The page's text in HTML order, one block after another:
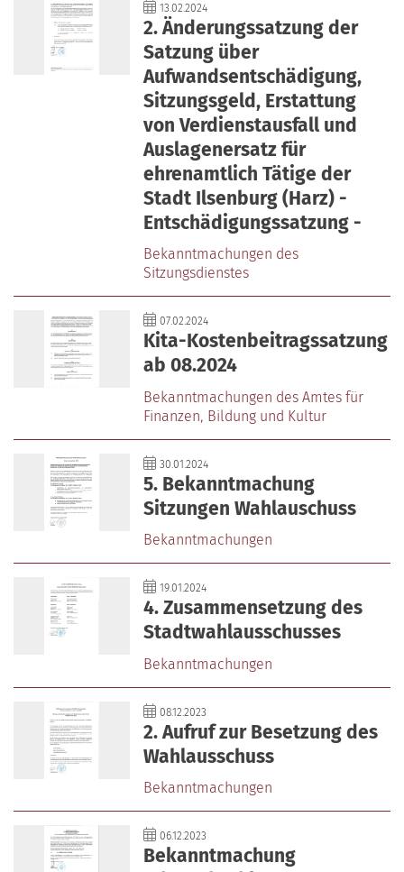
13.02.2024
2. Änderungssatzung der
Satzung über
Aufwandsentschädigung,
Sitzungsgeld, Erstattung
von Verdienstausfall und
Auslagenersatz für
ehrenamtlich Tätige der
Stadt Ilsenburg (Harz) -
Entschädigungssatzung -
Bekanntmachungen des
Sitzungsdienstes
07.02.2024
Kita-Kostenbeitragssatzung
ab 08.2024
Bekanntmachungen des Amtes für
Finanzen‚ Bildung und Kultur
30.01.2024
5. Bekanntmachung
Sitzungen Wahlauschuss
Bekanntmachungen
19.01.2024
4. Zusammensetzung des
Stadtwahlausschusses
Bekanntmachungen
08.12.2023
2. Aufruf zur Besetzung des
Wahlausschuss
Bekanntmachungen
06.12.2023
Bekanntmachung